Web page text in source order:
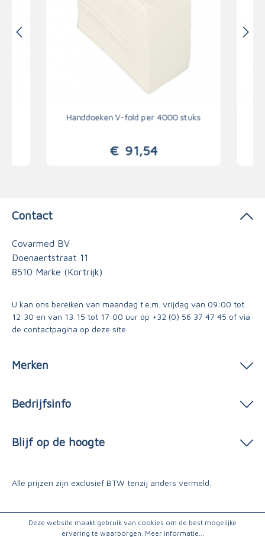
Handdoeken V-fold per 4000 stuks
€91,54
Contact
Covarmed BV
Doenaertstraat 11
8510 Marke (Kortrijk)
U kan ons bereiken van maandag t.e.m. vrijdag van 09:00 tot
12:30 en van 13:15 tot 17:00 uur op +32 (0) 56 37 47 45 of via
de contactpagina op deze site.
Merken
Bedrijfsinfo
Blijf op de hoogte
Alle prijzen zijn exclusief BTW tenzij anders vermeld.
Deze website maakt gebruik van cookies om de best mogelijke
ervaring te waarborgen. Meer informatie...